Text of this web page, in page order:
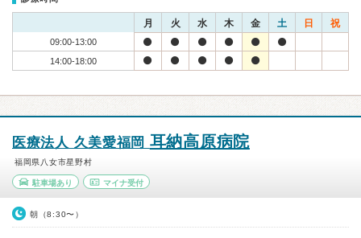
月 火 水 木 金 土 日 祝
09:00-13:00
14:00-18:00
医療法人 久美愛福岡 耳納高原病院
福岡県八女市星野村
駐車場あり マイナ受付
朝（8:30〜）